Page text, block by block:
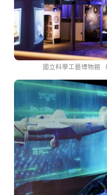
國立科學工藝博